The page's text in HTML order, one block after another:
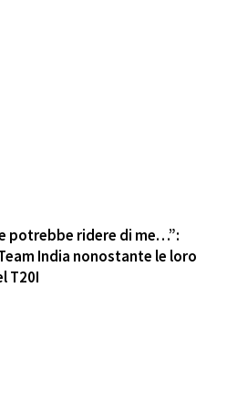
potrebbe ridere di me…”:
India nonostante le loro
T20I